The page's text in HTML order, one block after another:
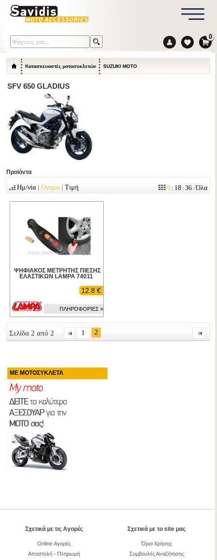
0
Κατασκευαστές μοτοσυκλετών SUZUKI MOTO
SFV 650 GLADIUS
Προϊόντα
Ημ/νία |Όνομα |Τιμή 9| 18| 36| Όλα
ΨΗΦΙΑΚΟΣ ΜΕΤΡΗΤΗΣ ΠΙΕΣΗΣ
ΕΛΑΣΤΙΚΩΝ LAMPA 74011
12.8 €
ΠΛΗΡΟΦΟΡΙΕΣ »
Σελίδα 2 από 2 1 2
ΜΕ ΜΟΤΟΣΥΚΛΕΤΑ
Σχετικά με τις Αγορές
Online Αγορές
Αποστολή - Πληρωμή
Σχετικά με το site μας
Όροι Χρήσης
Συμβουλές Αναζήτησης